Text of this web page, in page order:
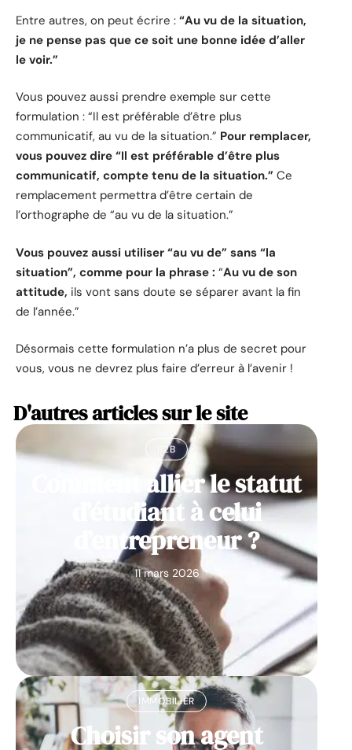
Entre autres, on peut écrire : “Au vu de la situation,
je ne pense pas que ce soit une bonne idée d’aller
le voir.”
Vous pouvez aussi prendre exemple sur cette
formulation : “Il est préférable d’être plus
communicatif, au vu de la situation.” Pour remplacer,
vous pouvez dire “Il est préférable d’être plus
communicatif, compte tenu de la situation.” Ce
remplacement permettra d’être certain de
l’orthographe de “au vu de la situation.”
Vous pouvez aussi utiliser “au vu de” sans “la
situation”, comme pour la phrase : “Au vu de son
attitude, ils vont sans doute se séparer avant la fin
de l’année.”
Désormais cette formulation n’a plus de secret pour
vous, vous ne devrez plus faire d’erreur à l’avenir !
D'autres articles sur le site
B2B
Comment allier le statut
d’étudiant à celui
d’entrepreneur ?
11 mars 2026
IMMOBILIER
Choisir son agent